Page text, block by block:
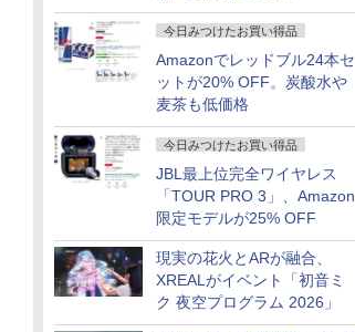
今日みつけたお買い得品
Amazonでレッドブル24本セ
ットが20% OFF。炭酸水や
麦茶も低価格
今日みつけたお買い得品
JBL最上位完全ワイヤレス
「TOUR PRO 3」、Amazon
限定モデルが25% OFF
現実の花火とARが融合、
XREALがイベント「初音ミ
ク 夜空プログラム 2026」